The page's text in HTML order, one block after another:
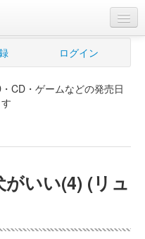
ログイン
CD・ゲームなどの発売日
いい(4) (リュ